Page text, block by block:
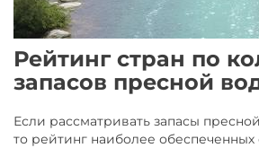
Рейтинг стран по
запасов пресной
Если рассматривать запасы
то рейтинг наиболее обеспеченных